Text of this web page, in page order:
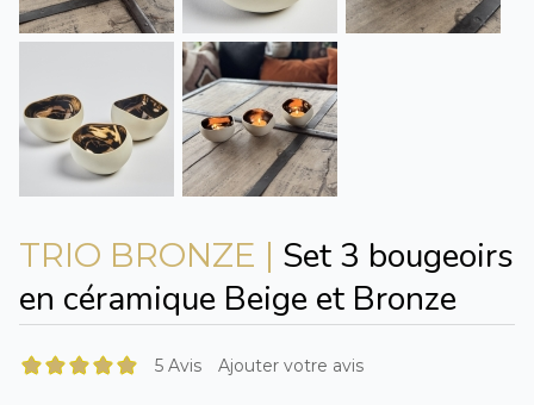
TRIO BRONZE | Set 3 bougeoirs
en céramique Beige et Bronze
5 Avis Ajouter votre avis